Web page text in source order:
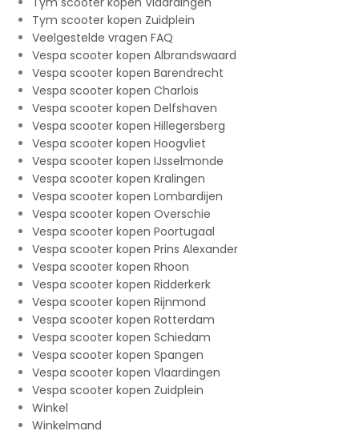
Tym scooter kopen Zuidplein
Veelgestelde vragen FAQ
Vespa scooter kopen Albrandswaard
Vespa scooter kopen Barendrecht
Vespa scooter kopen Charlois
Vespa scooter kopen Delfshaven
Vespa scooter kopen Hillegersberg
Vespa scooter kopen Hoogvliet
Vespa scooter kopen IJsselmonde
Vespa scooter kopen Kralingen
Vespa scooter kopen Lombardijen
Vespa scooter kopen Overschie
Vespa scooter kopen Poortugaal
Vespa scooter kopen Prins Alexander
Vespa scooter kopen Rhoon
Vespa scooter kopen Ridderkerk
Vespa scooter kopen Rijnmond
Vespa scooter kopen Rotterdam
Vespa scooter kopen Schiedam
Vespa scooter kopen Spangen
Vespa scooter kopen Vlaardingen
Vespa scooter kopen Zuidplein
Winkel
Winkelmand